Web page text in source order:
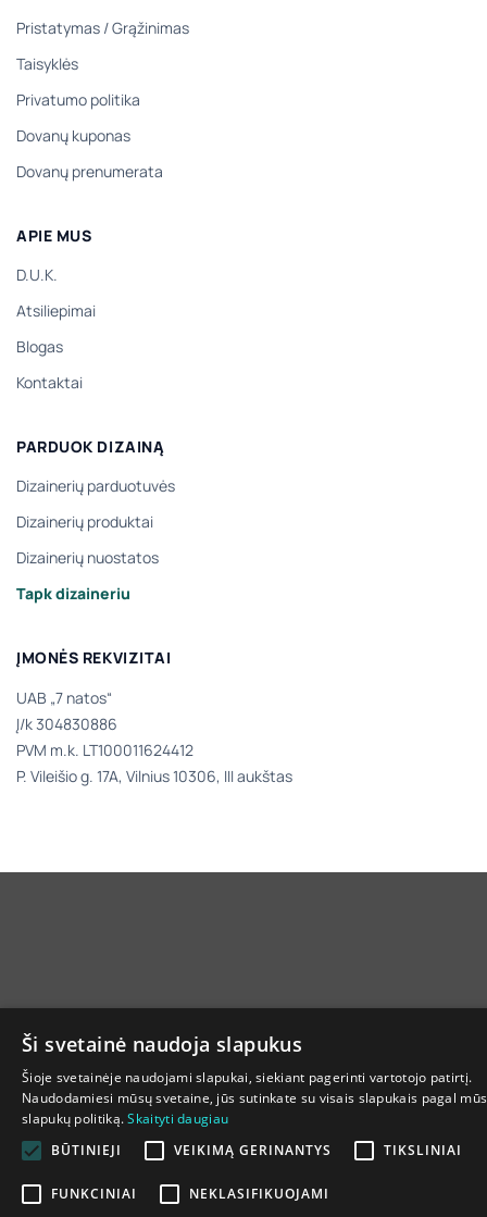
Pristatymas /Grąžinimas
Taisyklės
Privatumo politika
Dovanų kuponas
Dovanų prenumerata
APIE MUS
D.U.K.
Atsiliepimai
Blogas
Kontaktai
PARDUOK DIZAINĄ
Dizainerių parduotuvės
Dizainerių produktai
Dizainerių nuostatos
Tapk dizaineriu
ĮMONĖS REKVIZITAI
UAB „7 natos“
Į/k 304830886
PVM m.k. LT100011624412
P. Vileišio g. 17A, Vilnius 10306, III aukštas
Ši svetainė naudoja slapukus
Šioje svetainėje naudojami slapukai, siekiant pagerinti vartotojo patirtį.
Naudodamiesi mūsų svetaine, jūs sutinkate su visais slapukais pagal
slapukų politiką.Skaityti daugiau
BŪTINIEJI
VEIKIMĄ GERINANTYS TIKSLINIAI
FUNKCINIAI NEKLASIFIKUOJAMI